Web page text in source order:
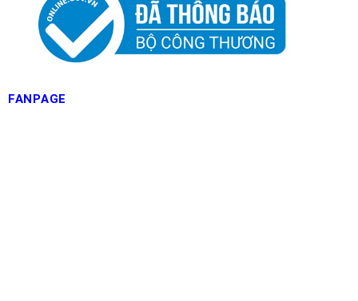
FANPAGE